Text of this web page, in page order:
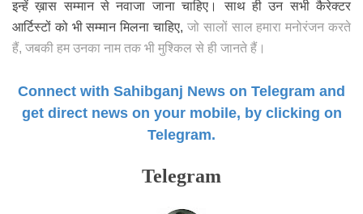
इन्हें ख़ास सम्मान से नवाजा जाना चाहिए। साथ ही उन सभी कैरेक्टर
आर्टिस्टों को भी सम्मान मिलना चाहिए, जो सालों साल हमारा मनोरंजन करते
हैं, जबकी हम उनका नाम तक भी मुश्किल से ही जानते हैं।
Connect with Sahibganj News on Telegram and
get direct news on your mobile, by clicking on
Telegram.
Telegram